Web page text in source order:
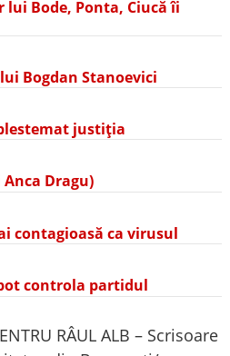
Bode, Ponta, Ciucă îi
Bogdan Stanoevici
justiția
Anca Dragu)
contagioasă ca virusul
controla partidul
RÂUL ALB – Scrisoare